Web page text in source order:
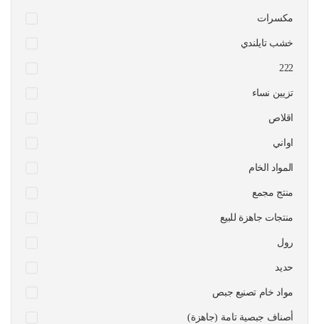
مكسرات
خشب تايلندي
222
تزيين نساء
اقلاص
اواني
المواد الخام
منتج مجمع
منتجات جاهزة للبيع
رول
حديد
مواد خام تصنيع جبص
أصناف جبصية تامة (جاهزة)